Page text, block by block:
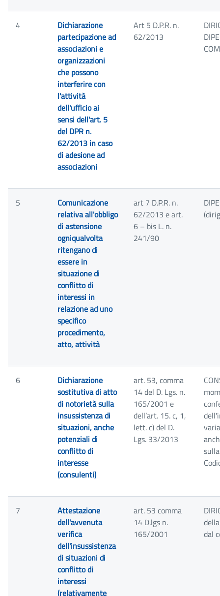
4
Dichiarazione
partecipazione ad
associazioni e
organizzazioni
che possono
interferire con
l'attività
dell'ufficio ai
sensi dell'art. 5
del DPR n.
62/2013 in caso
di adesione ad
associazioni
Art 5 D.P.R. n.
62/2013
5
Comunicazione
relativa all'obbligo
di astensione
ogniqualvolta
ritengano di
essere in
situazione di
conflitto di
interessi in
relazione ad uno
specifico
procedimento,
atto, attività
art 7 D.P.R. n.
62/2013 e art.
6 – bis L. n.
241/90
6
Dichiarazione
sostitutiva di atto
di notorietà sulla
insussistenza di
situazioni, anche
potenziali di
conflitto di
interesse
(consulenti)
art. 53, comma
14 del D. Lgs. n.
165/2001 e
dell’art. 15. c, 1,
lett. c) del D.
Lgs. 33/2013
7
Attestazione
dell'avvenuta
verifica
dell'insussistenza
di situazioni di
conflitto di
interessi
(relativamente
art. 53 comma
14 D.lgs n.
165/2001
dal